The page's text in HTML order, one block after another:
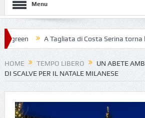
Menu
A Tagliata di Costa Serina torna la
HOME TEMPO LIBERO
UN ABETE
DI SCALVE PER IL NATALE MILANESE